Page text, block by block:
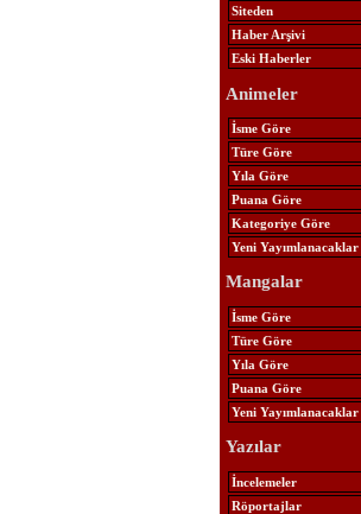
Siteden
Haber Arşivi
Eski Haberler
Animeler
İsme Göre
Türe Göre
Yıla Göre
Puana Göre
Kategoriye Göre
Yeni Yayımlanacaklar
Mangalar
İsme Göre
Türe Göre
Yıla Göre
Puana Göre
Yeni Yayımlanacaklar
Yazılar
İncelemeler
Röportajlar